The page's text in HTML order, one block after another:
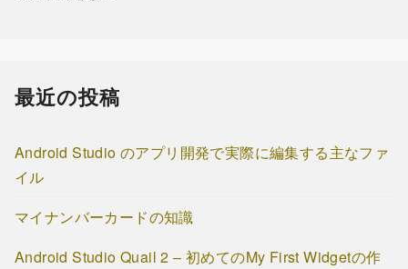
最近の投稿
Android Studio のアプリ開発で実際に編集する主なファ
イル
マイナンバーカードの知識
Android Studio Quail 2 – 初めてのMy First Widgetの作